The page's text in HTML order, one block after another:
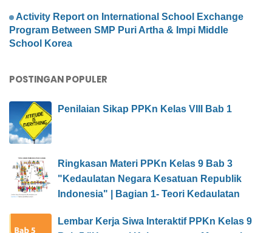
Activity Report on International School Exchange
Program Between SMP Puri Artha & Impi Middle
School Korea
POSTINGAN POPULER
Penilaian Sikap PPKn Kelas VIII Bab 1
Ringkasan Materi PPKn Kelas 9 Bab 3
"Kedaulatan Negara Kesatuan Republik
Indonesia" | Bagian 1- Teori Kedaulatan
Lembar Kerja Siwa Interaktif PPKn Kelas 9